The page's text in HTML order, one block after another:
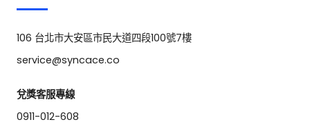
106 台北市大安區市民大道四段100號7樓
service@syncace.co
兌獎客服專線
0911-012-608